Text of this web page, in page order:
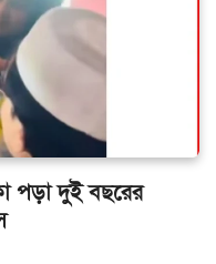
পড়া দুই বছরের